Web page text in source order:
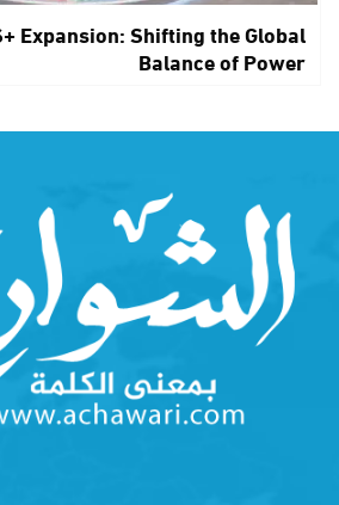
Expansion: Shifting the Global
Balance of Power